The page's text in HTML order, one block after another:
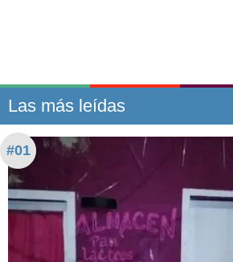
Las más leídas
#01